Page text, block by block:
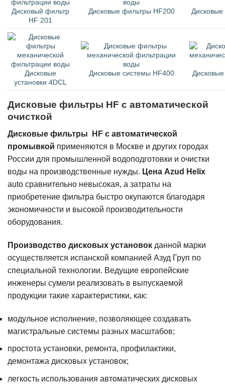
Дисковый фильтр
HF 201
Дисковые фильтры HF200
Дисковые
установки 4DCL
Дисковые системы HF400
Дисковые фильтры HF с автоматической
очисткой
Дисковые фильтры HF с автоматической
промывкой применяются в Москве и других городах
России для промышленной водоподготовки и очистки
воды на производственные нужды. Цена Azud Helix
auto сравнительно невысокая, а затраты на
приобретение фильтра быстро окупаются благодаря
экономичности и высокой производительности
оборудования.
Производство дисковых установок данной марки
осуществляется испанской компанией Азуд Груп по
специальной технологии. Ведущие европейские
инженеры сумели реализовать в выпускаемой
продукции такие характеристики, как:
модульное исполнение, позволяющее создавать
магистральные системы разных масштабов;
простота установки, ремонта, профилактики,
демонтажа дисковых установок;
легкость использования автоматических дисковых